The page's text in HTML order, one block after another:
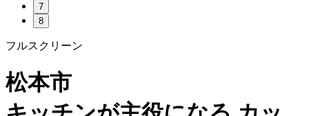
7
8
フルスクリーン
松本市